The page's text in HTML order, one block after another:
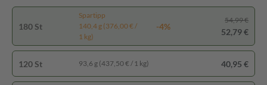
180 St
Spartipp
140,4 g (376,00 € /
1 kg)
-4%
54,99 €
52,79 €
120 St 93,6 g (437,50 € / 1 kg) 40,95 €